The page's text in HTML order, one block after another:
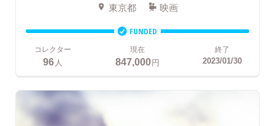
東京都 映画
FUNDED
コレクター
96人
現在
847,000円
終了
2023/01/30